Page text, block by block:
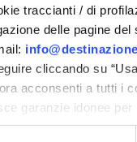
traccianti / di
delle pagine
cliccando su
acconsenti a tutti i
garanzie idonee
a Tutela dei